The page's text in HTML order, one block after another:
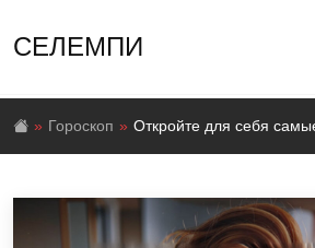
СЕЛЕМПИ
Гороскоп Откройте для себя самые успешные